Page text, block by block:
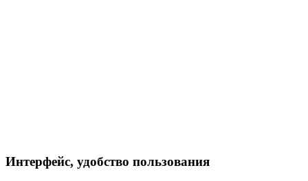
Интерфейс, удобство пользования